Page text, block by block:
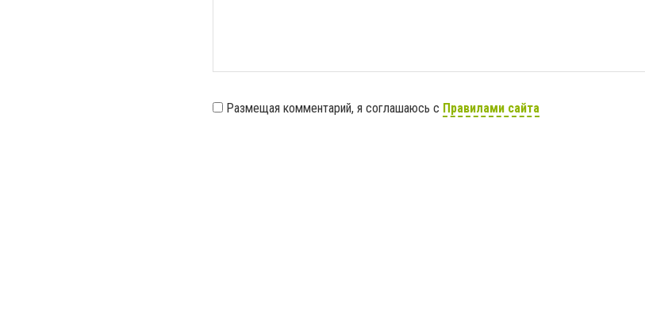
Размещая комментарий, я соглашаюсь с Правилами сайта